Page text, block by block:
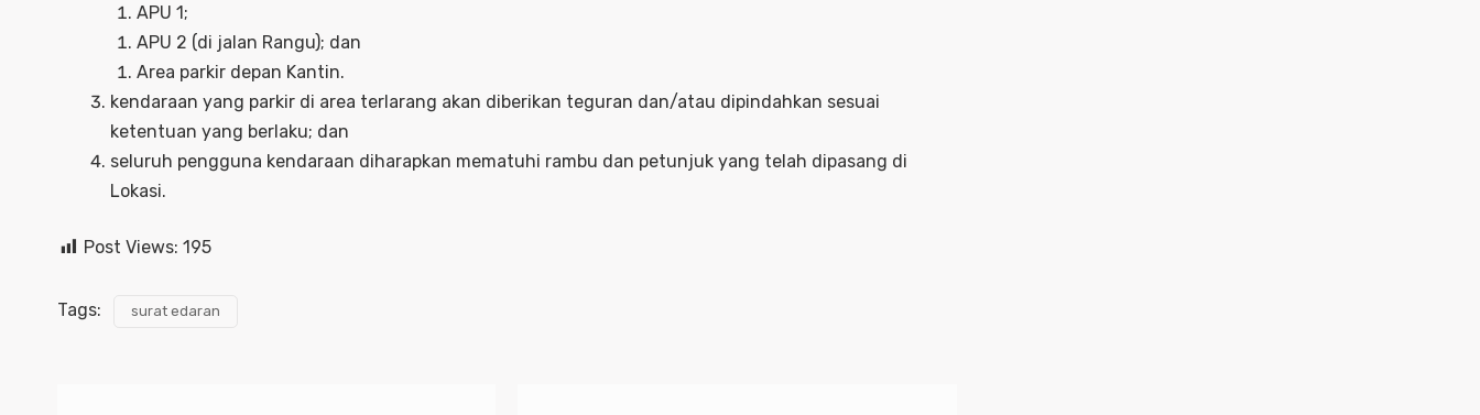
APU 1;
APU 2 (di jalan Rangu); dan
Area parkir depan Kantin.
kendaraan yang parkir di area terlarang akan diberikan teguran dan/atau dipindahkan sesuai
ketentuan yang berlaku; dan
seluruh pengguna kendaraan diharapkan mematuhi rambu dan petunjuk yang telah dipasang di
Lokasi.
Post Views: 195
Tags: surat edaran